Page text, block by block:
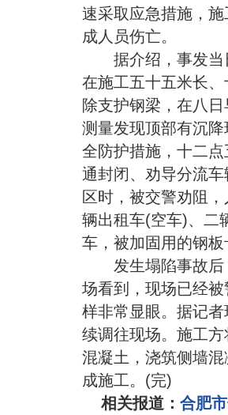
速采取应急措施，
成人员伤亡。
据介绍，事发当
在施工五十五米长
除支护钢梁，在八
测量发现顶部有沉
全防护措施，十二
通封闭、劝导分流
区时，被交警劝阻
辆出租车(空车)、二
车，被加固用的钢板
发生塌陷事故后
场看到，现场已经
样非常显眼。据记
续调往现场。施工
混凝土，浇筑侧墙
成施工。(完)
相关报道： 合肥